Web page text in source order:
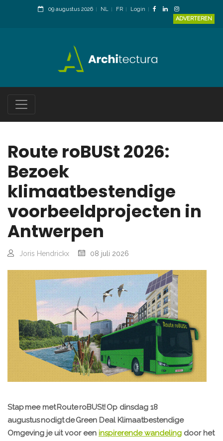
09 augustus 2026 NL FR
Login
ADVERTEREN
Route roBUSt 2026:
Bezoek
klimaatbestendige
voorbeeldprojecten in
Antwerpen
Joris Hendrickx 08 juli 2026
Stap mee met Route roBUSt! Op dinsdag 18
augustus nodigt de Green Deal Klimaatbestendige
Omgeving je uit voor een inspirerende wandeling door het